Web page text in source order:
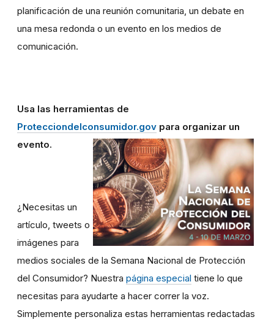
planificación de una reunión comunitaria, un debate en
una mesa redonda o un evento en los medios de
comunicación.
Usa las herramientas de
Protecciondelconsumidor.gov para organizar un
evento.
¿Necesitas un
artículo, tweets o
imágenes para
medios sociales de la Semana Nacional de Protección
del Consumidor? Nuestra página especial tiene lo que
necesitas para ayudarte a hacer correr la voz.
Simplemente personaliza estas herramientas redactadas